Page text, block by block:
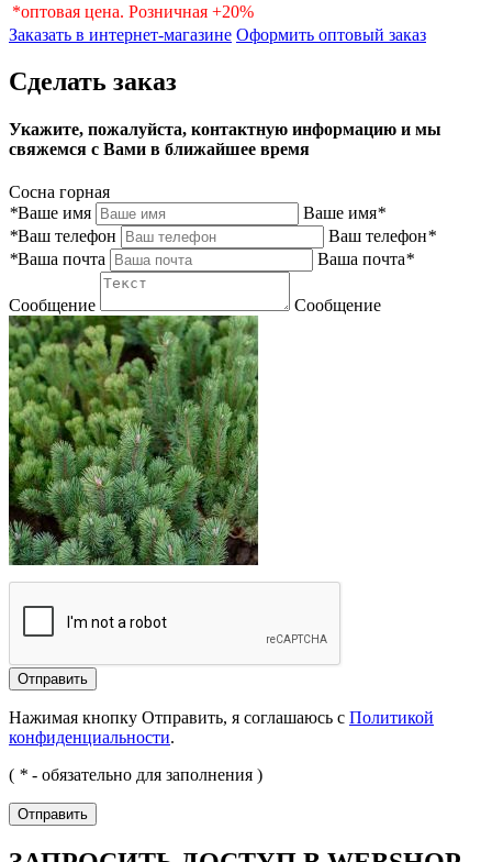
*оптовая цена. Розничная +20%
Заказать в интернет-магазине Оформить оптовый заказ
Сделать заказ
Укажите, пожалуйста, контактную информацию и мы
свяжемся с Вами в ближайшее время
Сосна горная
*Ваше имя Ваше имя*
*Ваш телефон Ваш телефон*
*Ваша почта Ваша почта*
Сообщение Сообщение
Отправить
Нажимая кнопку Отправить, я соглашаюсь с Политикой
конфиденциальности.
( * - обязательно для заполнения )
Отправить